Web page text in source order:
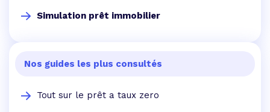
Simulation prêt immobilier
Nos guides les plus consultés
Tout sur le prêt a taux zero